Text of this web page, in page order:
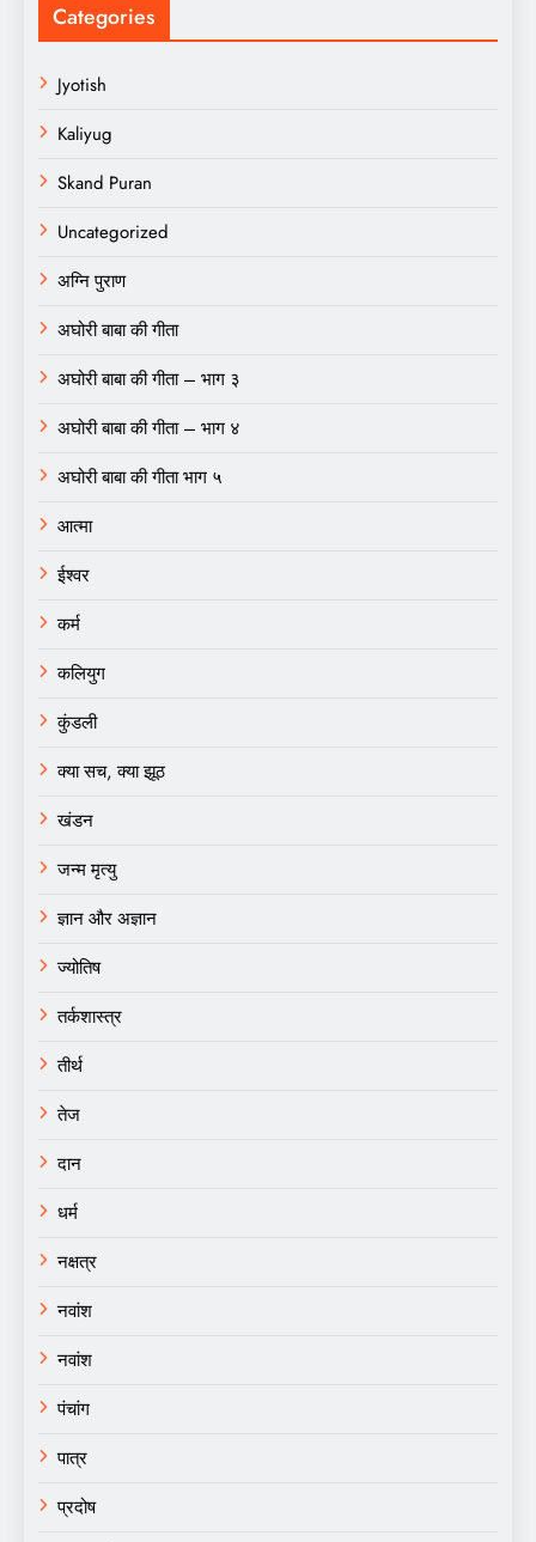
Categories
Jyotish
Kaliyug
Skand Puran
Uncategorized
अग्नि पुराण
अघोरी बाबा की गीता
अघोरी बाबा की गीता – भाग ३
अघोरी बाबा की गीता – भाग ४
अघोरी बाबा की गीता भाग ५
आत्मा
ईश्वर
कर्म
कलियुग
कुंडली
क्या सच, क्या झूठ
खंडन
जन्म मृत्यु
ज्ञान और अज्ञान
ज्योतिष
तर्कशास्त्र
तीर्थ
तेज
दान
धर्म
नक्षत्र
नवांश
नवांश
पंचांग
पात्र
प्रदोष